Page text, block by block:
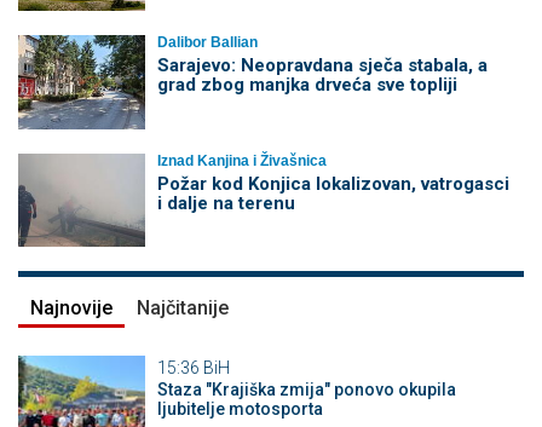
Dalibor Ballian
Sarajevo: Neopravdana sječa stabala, a
grad zbog manjka drveća sve topliji
Iznad Kanjina i Živašnica
Požar kod Konjica lokalizovan, vatrogasci
i dalje na terenu
Najnovije Najčitanije
15:36 BiH
Staza "Krajiška zmija" ponovo okupila
ljubitelje motosporta